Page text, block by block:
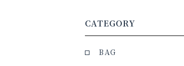
CATEGORY
BAG